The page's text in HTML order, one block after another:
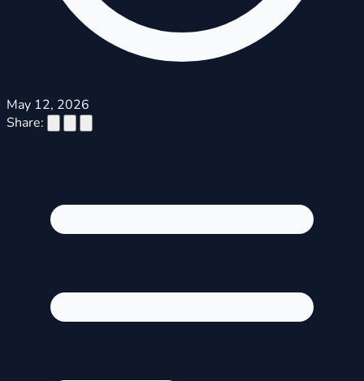
May 12, 2026
Share: